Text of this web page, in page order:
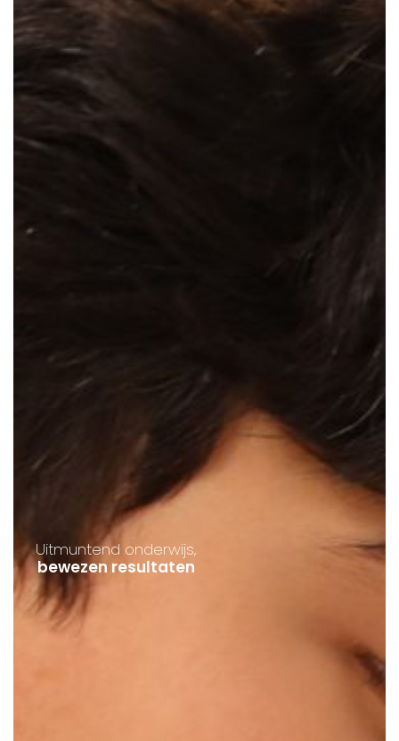
Uitmuntend onderwijs,
bewezen resultaten